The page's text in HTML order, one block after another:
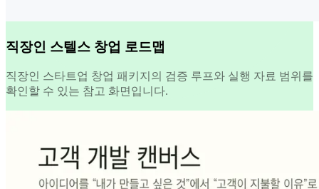
직장인 스텔스 창업 로드맵
직장인 스타트업 창업 패키지의 검증 루프와 실행 자료 범위를
확인할 수 있는 참고 화면입니다.